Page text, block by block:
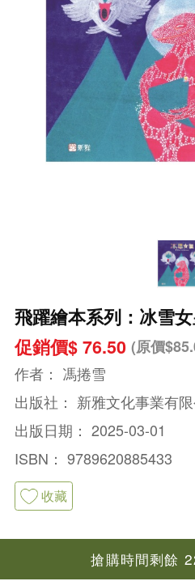
飛躍繪本系列：冰雪
促銷價$ 76.50 (原價
作者： 馮捲雪
出版社： 新雅文化事業有
出版日期： 2025-03-01
ISBN： 9789620885433
收藏
搶購時間剩餘